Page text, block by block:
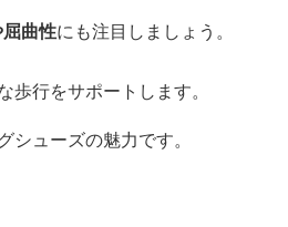
曲性にも注目しましょう。
行をサポートします。
ューズの魅力です。